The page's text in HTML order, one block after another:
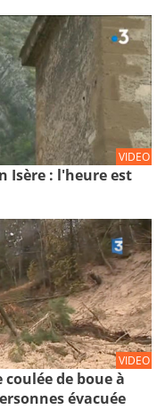
VIDEO
Isère : l'heure est
VIDEO
coulée de boue à
évacuée